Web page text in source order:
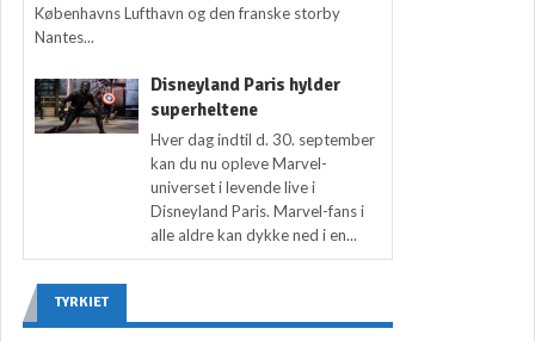
Københavns Lufthavn og den franske storby
Nantes...
Disneyland Paris hylder
superheltene
Hver dag indtil d. 30. september
kan du nu opleve Marvel-
universet i levende live i
Disneyland Paris. Marvel-fans i
alle aldre kan dykke ned i en...
TYRKIET